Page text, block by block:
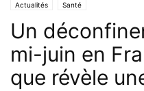
Actualités Santé
Un
mi-juin en
que révèle